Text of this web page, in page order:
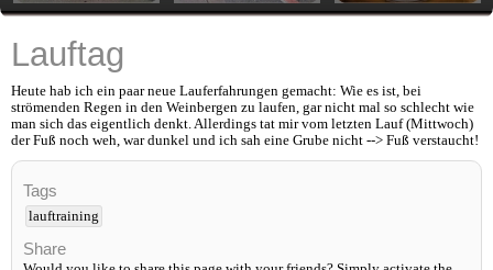
Lauftag
Heute hab ich ein paar neue Lauferfahrungen gemacht: Wie es ist, bei
strömenden Regen in den Weinbergen zu laufen, gar nicht mal so schlecht wie
man sich das eigentlich denkt. Allerdings tat mir vom letzten Lauf (Mittwoch)
der Fuß noch weh, war dunkel und ich sah eine Grube nicht --> Fuß verstaucht!
Tags
lauftraining
Share